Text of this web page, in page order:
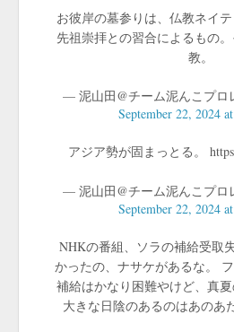
お彼岸の墓参りは、仏教ネイ
先祖崇拝との習合によるもの
教。
— 泥山田@チーム泥んこプロ
September 22, 2024
アジア勢が固まっとる。
— 泥山田@チーム泥んこプロ
September 22, 2024
NHKの番組、ソラの補給受取
かったの、ナサケがあるな。
補給はかなり困難やけど、真
大きな日陰のあるのはあのあ